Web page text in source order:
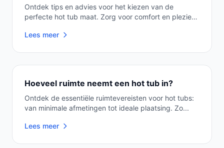
Ontdek tips en advies voor het kiezen van de
perfecte hot tub maat. Zorg voor comfort en plezier
Lees meer
Hoeveel ruimte neemt een hot tub in?
Ontdek de essentiële ruimtevereisten voor hot tubs:
van minimale afmetingen tot ideale plaatsing. Zo...
Lees meer